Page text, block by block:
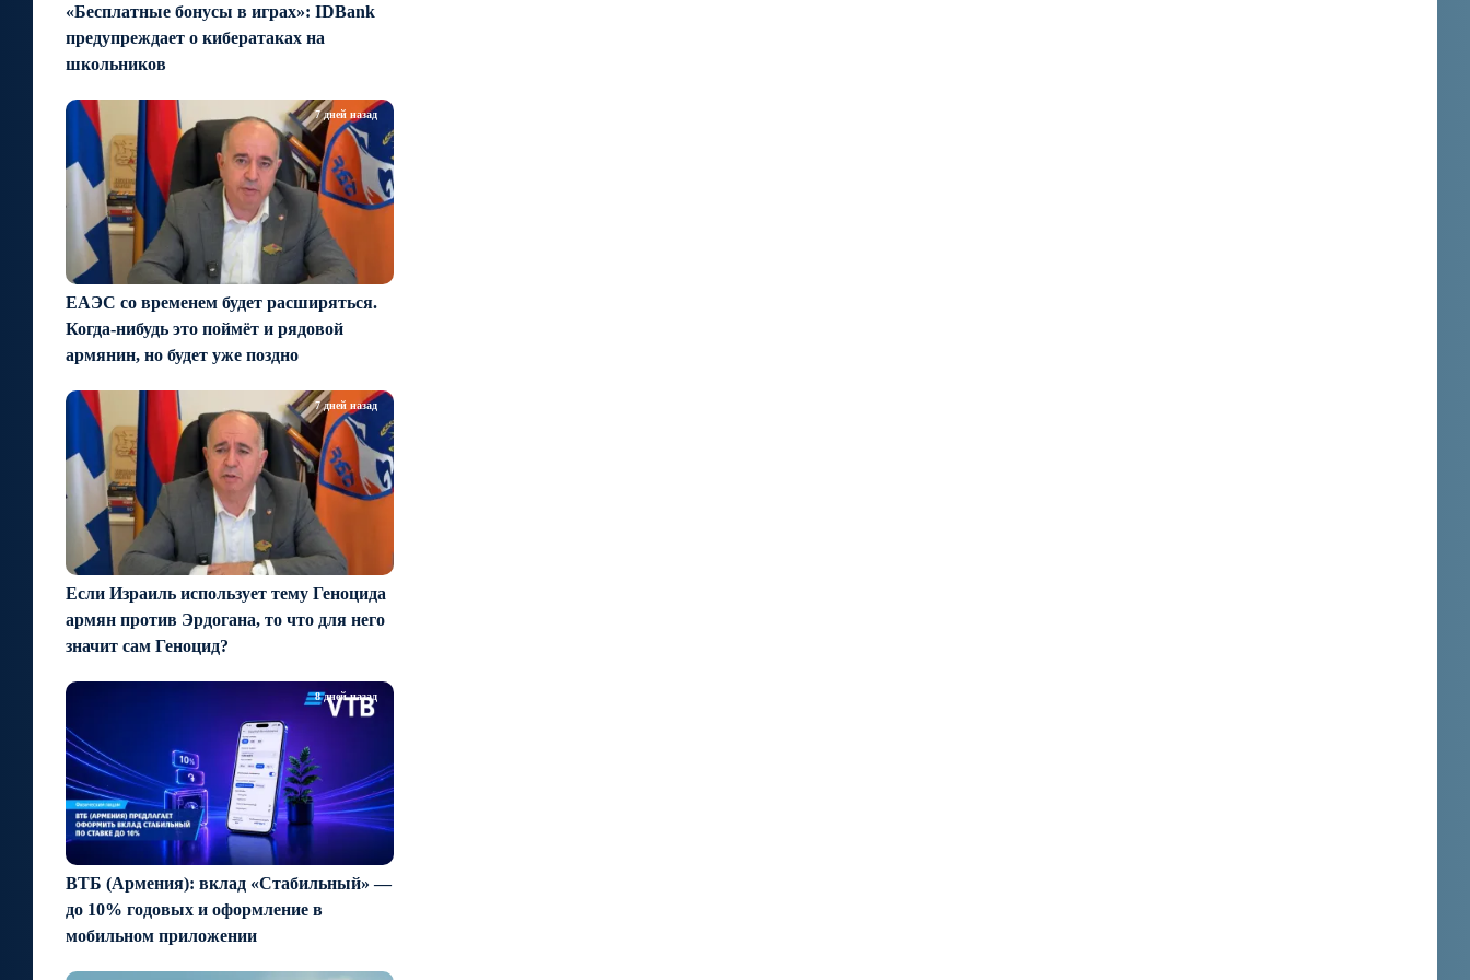
«Бесплатные бонусы в играх»: IDBank
предупреждает о кибератаках на
школьников
ЕАЭС со временем будет расширяться.
Когда-нибудь это поймёт и рядовой
армянин, но будет уже поздно
7 дней назад
Если Израиль использует тему Геноцида
армян против Эрдогана, то что для него
значит сам Геноцид?
7 дней назад
ВТБ (Армения): вклад «Стабильный» —
до 10% годовых и оформление в
мобильном приложении
8 дней назад